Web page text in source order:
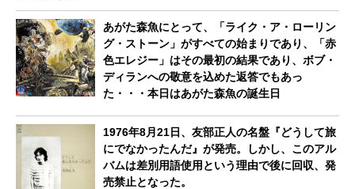
あがた森魚にとって、「ライク・ア・ローリン
グ・ストーン」がすべての始まりであり、「赤
色エレジー」はその最初の結果であり、ボブ・
ディランへの敬意を込めた返答でもあっ
た・・・本日はあがた森魚の誕生日
1976年8月21日、友部正人の名盤『どうして旅
にでなかったんだ』が発売。しかし、このアル
バムは差別用語使用という理由で後に回収、発
売禁止となった。